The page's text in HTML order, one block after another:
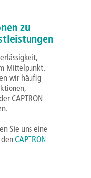
zu
Mittelpunkt.
wir häufig
CAPTRON
Sie uns eine
CAPTRON